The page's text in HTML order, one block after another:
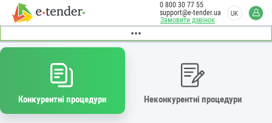
Замовити дзвінок
0 800 30 77 55
support@e-tender.ua
UK
Конкурентні процедури Неконкурентні процедури